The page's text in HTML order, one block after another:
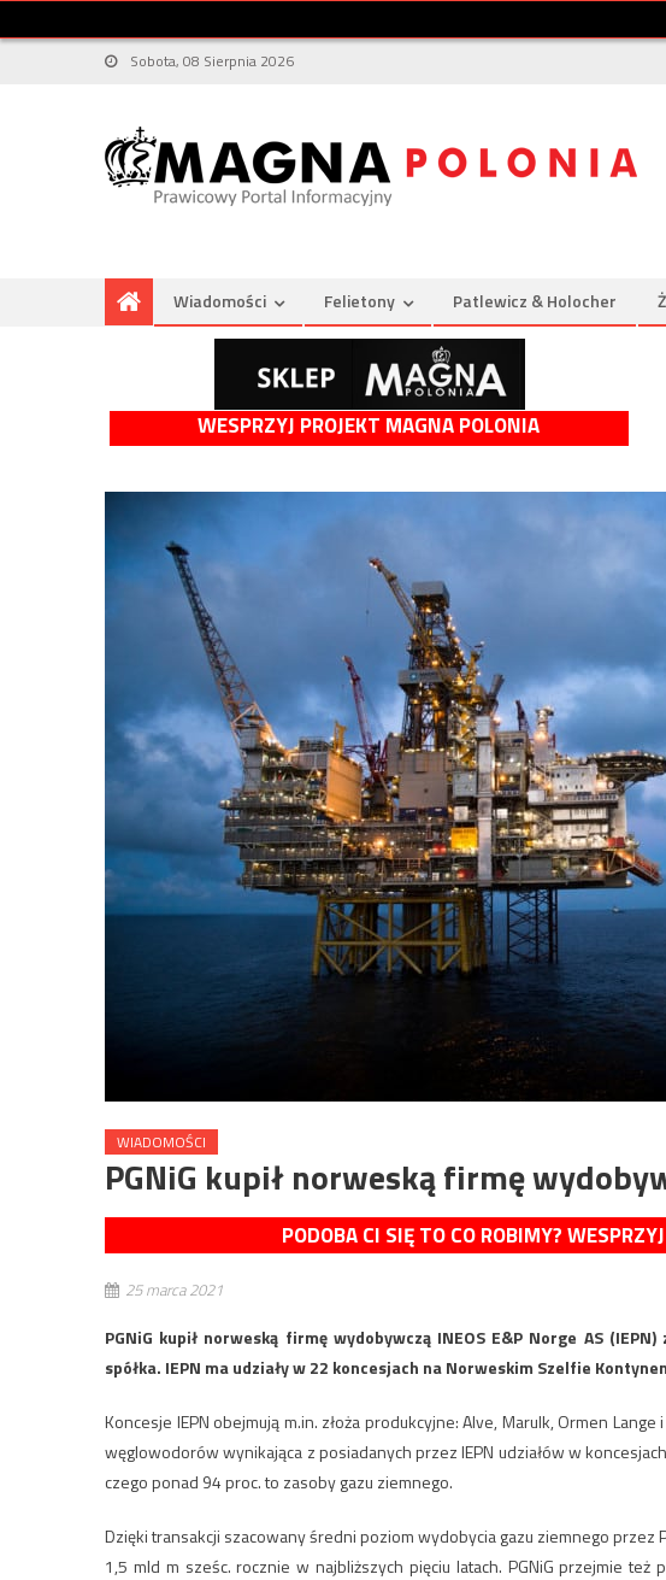
Sobota, 08 Sierpnia 2026
Wiadomości Felietony Patlewicz & Holocher
WESPRZYJ PROJEKT MAGNA POLONIA
WIADOMOŚCI
PGNiG kupił norweską firmę
PODOBA CI SIĘ TO CO ROBIMY?
25 marca 2021
PGNiG kupił norweską firmę wydobywczą INEOS E&P Norge AS
spółka. IEPN ma udziały w 22 koncesjach na Norweskim Szelfie
Koncesje IEPN obejmują m.in. złoża produkcyjne: Alve, Marulk, Ormen
węglowodorów wynikająca z posiadanych przez IEPN udziałów w
czego ponad 94 proc. to zasoby gazu ziemnego.
Dzięki transakcji szacowany średni poziom wydobycia gazu ziemnego przez
1,5 mld m sześc. rocznie w najbliższych pięciu latach. PGNiG przejmie